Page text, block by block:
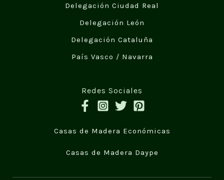
Delegación Ciudad Real
Delegación León
Delegación Cataluña
País Vasco / Navarra
Redes Sociales
Casas de Madera Económicas
Casas de Madera Daype